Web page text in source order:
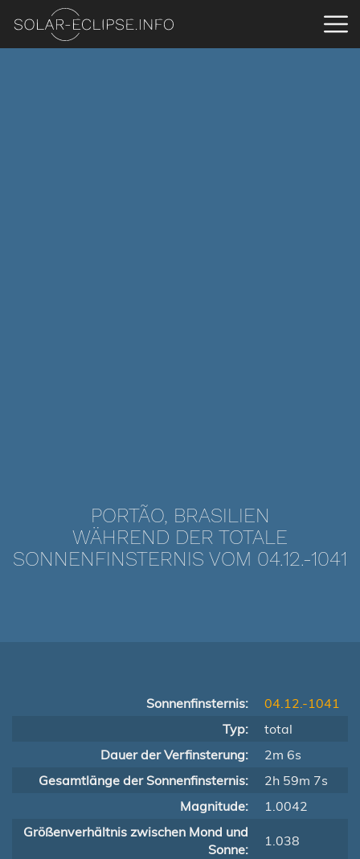
PORTÃO, BRASILIEN
WÄHREND DER TOTALE
SONNENFINSTERNIS VOM 04.12.-1041
Sonnenfinsternis:
04.12.-1041
Typ:
total
Dauer der Verfinsterung:
2m 6s
Gesamtlänge der Sonnenfinsternis:
2h 59m 7s
Magnitude:
1.0042
Größenverhältnis zwischen Mond und
Sonne:
1.038